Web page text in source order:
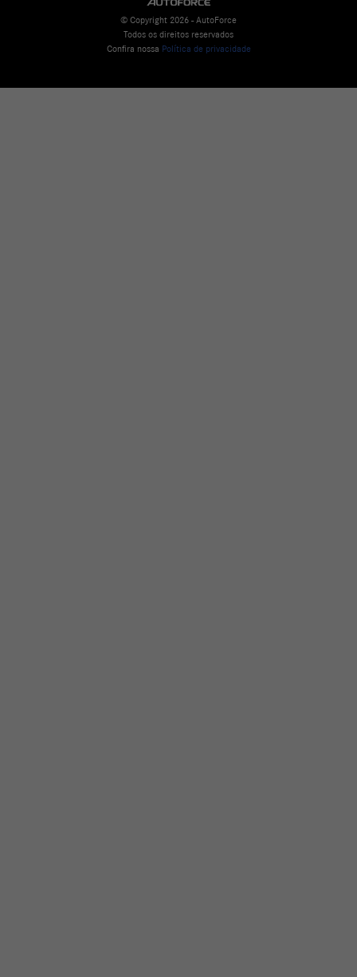
© Copyright 2026 - AutoForce
Todos os direitos reservados
Confira nossa Política de privacidade